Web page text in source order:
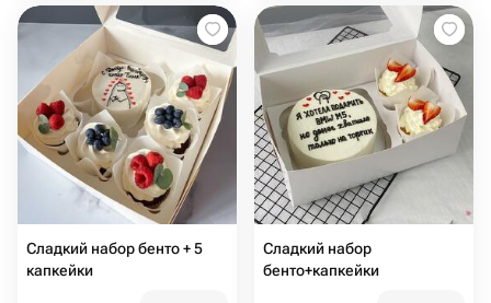
Сладкий набор бенто + 5
капкейки
Сладкий набор
бенто+капкейки